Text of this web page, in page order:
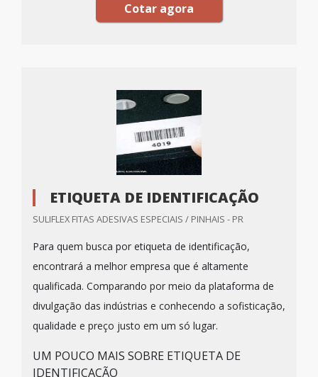
Cotar agora
ETIQUETA DE IDENTIFICAÇÃO
SULIFLEX FITAS ADESIVAS ESPECIAIS / PINHAIS - PR
Para quem busca por etiqueta de identificação,
encontrará a melhor empresa que é altamente
qualificada. Comparando por meio da plataforma de
divulgação das indústrias e conhecendo a sofisticação,
qualidade e preço justo em um só lugar.
UM POUCO MAIS SOBRE ETIQUETA DE
IDENTIFICAÇÃO